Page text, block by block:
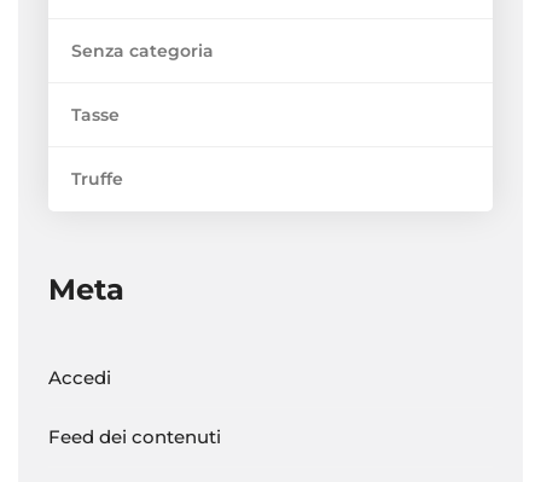
Senza categoria
Tasse
Truffe
Meta
Accedi
Feed dei contenuti